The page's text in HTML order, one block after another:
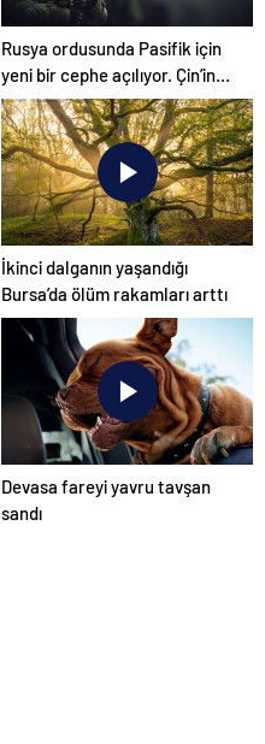
Rusya ordusunda Pasifik için
yeni bir cephe açılıyor. Çin’in
ilk tepkisi!
İkinci dalganın yaşandığı
Bursa’da ölüm rakamları arttı
Devasa fareyi yavru tavşan
sandı